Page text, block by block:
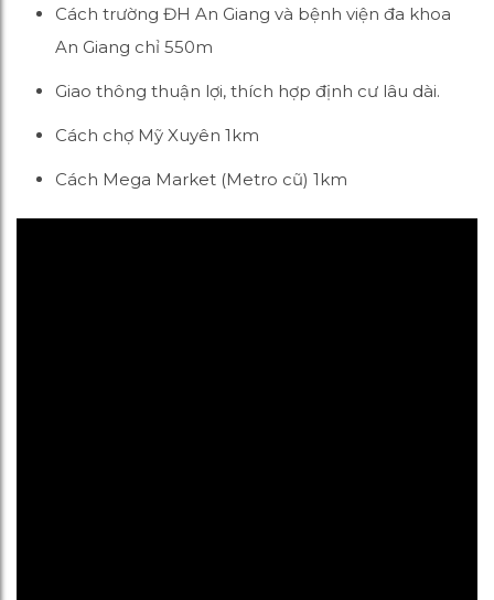
Cách trường ĐH An Giang và bệnh viện đa khoa
An Giang chỉ 550m
Giao thông thuận lợi, thích hợp định cư lâu dài.
Cách chợ Mỹ Xuyên 1km
Cách Mega Market (Metro cũ) 1km